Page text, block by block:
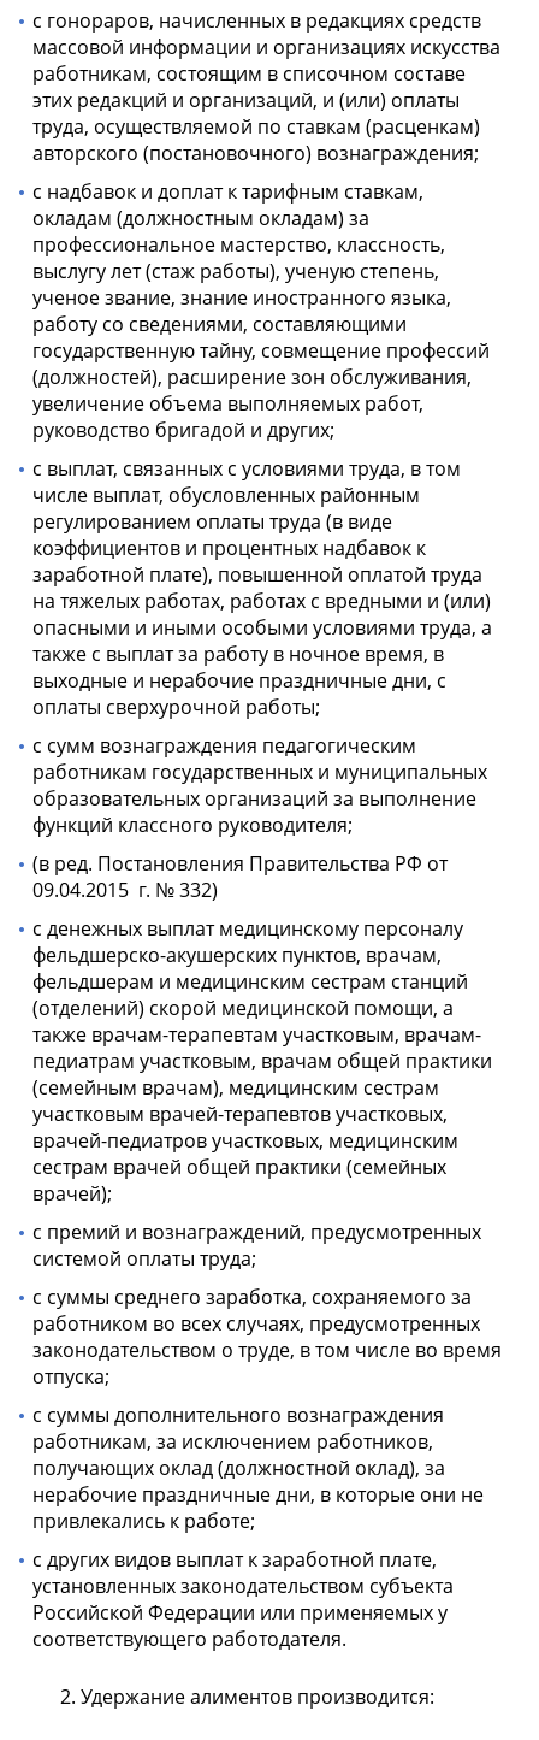
с гонораров, начисленных в редакциях средств
массовой информации и организациях искусства
работникам, состоящим в списочном составе
этих редакций и организаций, и (или) оплаты
труда, осуществляемой по ставкам (расценкам)
авторского (постановочного) вознаграждения;
с надбавок и доплат к тарифным ставкам,
окладам (должностным окладам) за
профессиональное мастерство, классность,
выслугу лет (стаж работы), ученую степень,
ученое звание, знание иностранного языка,
работу со сведениями, составляющими
государственную тайну, совмещение профессий
(должностей), расширение зон обслуживания,
увеличение объема выполняемых работ,
руководство бригадой и других;
с выплат, связанных с условиями труда, в том
числе выплат, обусловленных районным
регулированием оплаты труда (в виде
коэффициентов и процентных надбавок к
заработной плате), повышенной оплатой труда
на тяжелых работах, работах с вредными и (или)
опасными и иными особыми условиями труда, а
также с выплат за работу в ночное время, в
выходные и нерабочие праздничные дни, с
оплаты сверхурочной работы;
с сумм вознаграждения педагогическим
работникам государственных и муниципальных
образовательных организаций за выполнение
функций классного руководителя;
(в ред. Постановления Правительства РФ от
09.04.2015 г. № 332)
с денежных выплат медицинскому персоналу
фельдшерско-акушерских пунктов, врачам,
фельдшерам и медицинским сестрам станций
(отделений) скорой медицинской помощи, а
также врачам-терапевтам участковым, врачам-
педиатрам участковым, врачам общей практики
(семейным врачам), медицинским сестрам
участковым врачей-терапевтов участковых,
врачей-педиатров участковых, медицинским
сестрам врачей общей практики (семейных
врачей);
с премий и вознаграждений, предусмотренных
системой оплаты труда;
с суммы среднего заработка, сохраняемого за
работником во всех случаях, предусмотренных
законодательством о труде, в том числе во время
отпуска;
с суммы дополнительного вознаграждения
работникам, за исключением работников,
получающих оклад (должностной оклад), за
нерабочие праздничные дни, в которые они не
привлекались к работе;
с других видов выплат к заработной плате,
установленных законодательством субъекта
Российской Федерации или применяемых у
соответствующего работодателя.
Удержание алиментов производится: